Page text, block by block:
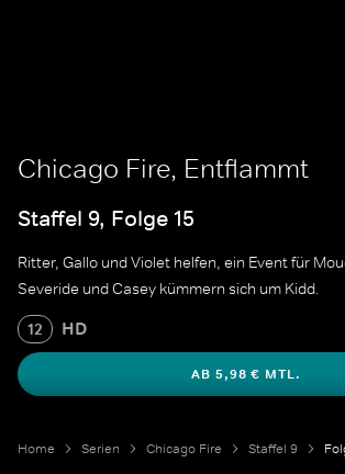
Chicago Fire, Entflammt
Staffel 9, Folge 15
Ritter, Gallo und Violet helfen, ein Event für
Severide und Casey kümmern sich um Kidd.
12 HD
AB 5,98 € MTL.
Home Serien Chicago Fire Staffel 9